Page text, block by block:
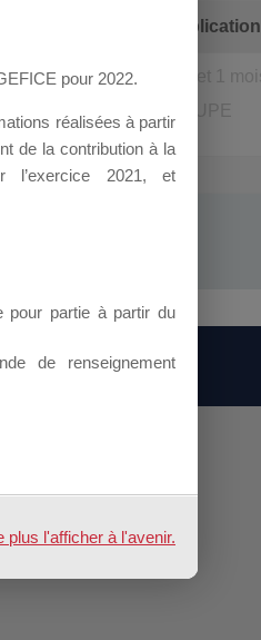
Dernière publication
il y a 7 années et 1 mois
pour 2022.
réalisées à partir
de la contribution à la
l’exercice 2021, et
pour partie à partir du
de renseignement
l'afficher à l'avenir.